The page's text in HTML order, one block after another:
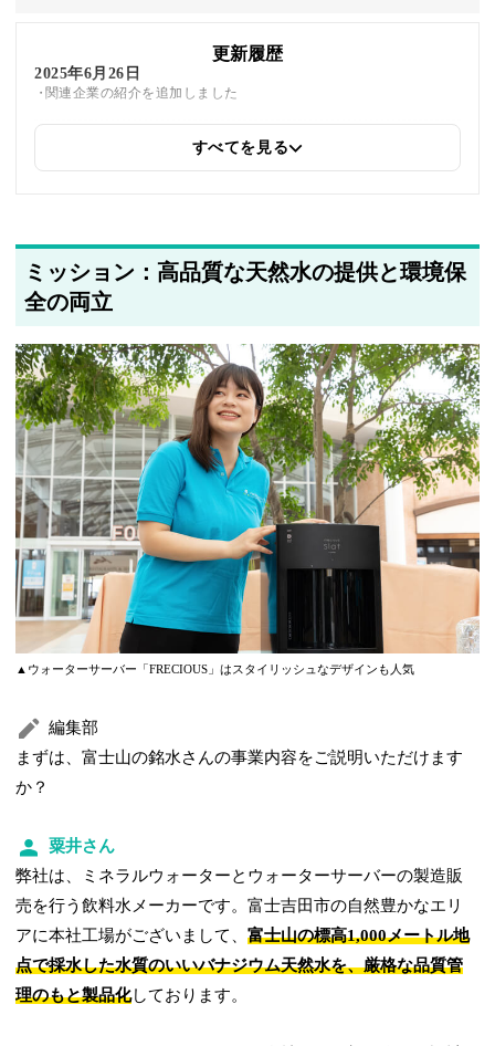
更新履歴
2025年6月26日
関連企業の紹介を追加しました
筆者情報を更新しました
すべてを見る
ミッション：高品質な天然水の提供と環境保
全の両立
▲ウォーターサーバー「FRECIOUS」はスタイリッシュなデザインも人気
編集部
まずは、富士山の銘水さんの事業内容をご説明いただけます
か？
粟井さん
弊社は、ミネラルウォーターとウォーターサーバーの製造販
売を行う飲料水メーカーです。富士吉田市の自然豊かなエリ
アに本社工場がございまして、富士山の標高1,000メートル地
点で採水した水質のいいバナジウム天然水を、厳格な品質管
理のもと製品化しております。